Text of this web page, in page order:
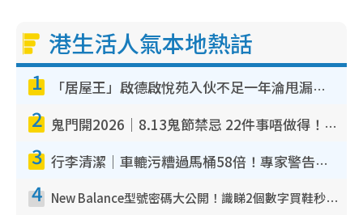
港生活人氣本地熱話
1 「居屋王」啟德啟悅苑入伙不足一年淪甩漏之王！插頭噴火花致大停電 多戶業主全屋家電報銷
2 鬼門開2026｜8.13鬼節禁忌 22件事唔做得！燒肉、刺身要少食？半夜勿吹口哨/打呢個電話
3 行李清潔｜車轆污糟過馬桶58倍！專家警告忌用酒精抹 教1招免污手除菌
4 New Balance型號密碼大公開！識睇2個數字買鞋秒知功能免中伏 附5大熱門鞋款